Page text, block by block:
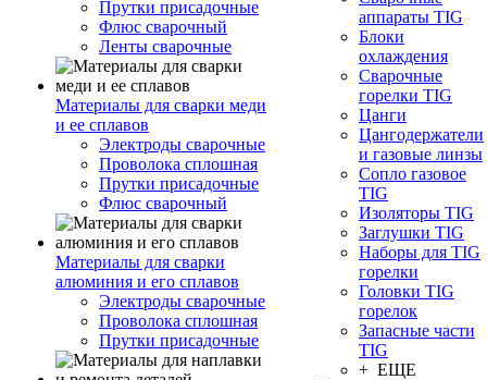
Прутки присадочные
Флюс сварочный
Ленты сварочные
Материалы для сварки меди
и ее сплавов
Электроды сварочные
Проволока сплошная
Прутки присадочные
Флюс сварочный
Материалы для сварки
алюминия и его сплавов
Электроды сварочные
Проволока сплошная
Прутки присадочные
аппараты TIG
Блоки
охлаждения
Сварочные
горелки TIG
Цанги
Цангодержатели
и газовые линзы
Сопло газовое
TIG
Изоляторы TIG
Заглушки TIG
Наборы для TIG
горелки
Головки TIG
горелок
Запасные части
TIG
+ ЕЩЕ